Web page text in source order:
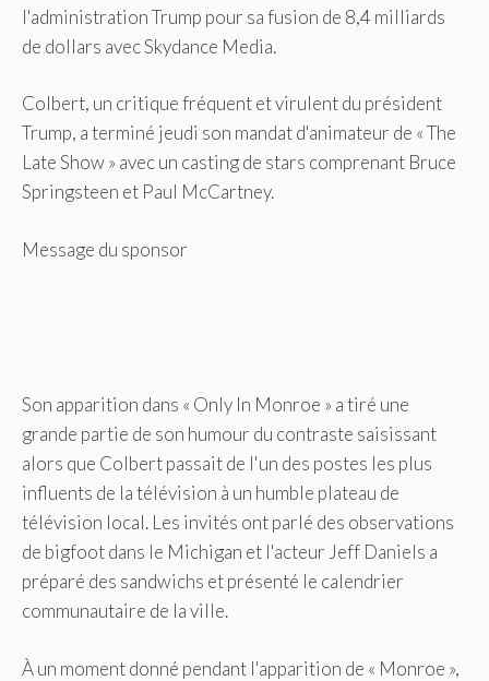
l'administration Trump pour sa fusion de 8,4 milliards
de dollars avec Skydance Media.
Colbert, un critique fréquent et virulent du président
Trump, a terminé jeudi son mandat d'animateur de « The
Late Show » avec un casting de stars comprenant Bruce
Springsteen et Paul McCartney.
Message du sponsor
Son apparition dans « Only In Monroe » a tiré une
grande partie de son humour du contraste saisissant
alors que Colbert passait de l'un des postes les plus
influents de la télévision à un humble plateau de
télévision local. Les invités ont parlé des observations
de bigfoot dans le Michigan et l'acteur Jeff Daniels a
préparé des sandwichs et présenté le calendrier
communautaire de la ville.
À un moment donné pendant l'apparition de « Monroe »,